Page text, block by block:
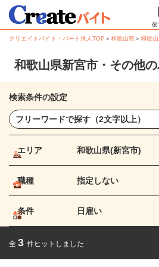
後
クリエイトバイト・パート求人TOP ＞和歌山県＞和歌
和歌山県新宮市・その他
検索条件の設定
エリア 和歌山県(新宮市)
職種 指定しない
条件 日雇い
全 3 件ヒットしました